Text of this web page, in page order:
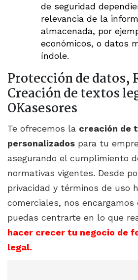
de seguridad
relevancia de la
almacenada, por
económicos, o datos
índole.
Protección de datos,
Creación de textos
OKasesores
Te ofrecemos la creación de
personalizados para tu
asegurando el cumplimiento
normativas vigentes. Desde
privacidad y términos de uso
comerciales, nos encargamos
puedas centrarte en lo que
hacer crecer tu negocio de
legal.